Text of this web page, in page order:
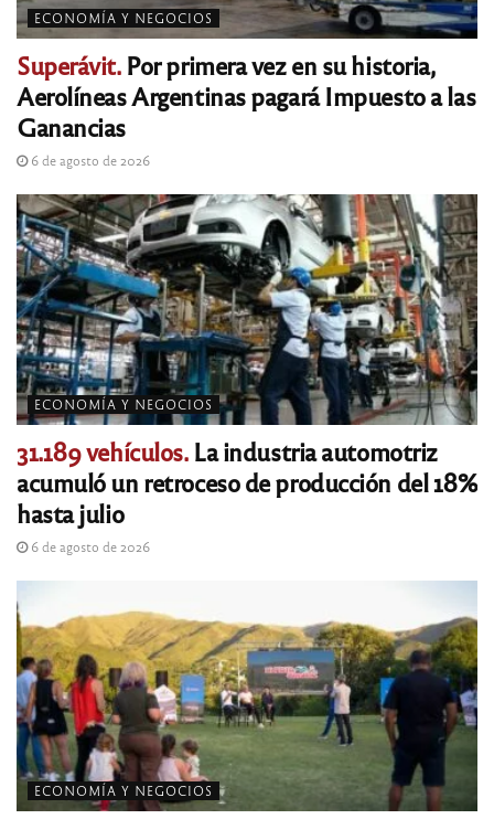
ECONOMÍA Y NEGOCIOS
Superávit.Por primera vez en su historia,
Aerolíneas Argentinas pagará Impuesto a las
Ganancias
6 de agosto de 2026
ECONOMÍA Y NEGOCIOS
31.189 vehículos.La industria automotriz
acumuló un retroceso de producción del 18%
hasta julio
6 de agosto de 2026
ECONOMÍA Y NEGOCIOS